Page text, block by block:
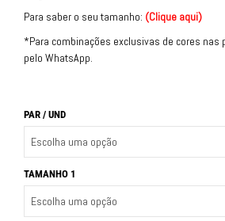
Para saber o seu tamanho: (Clique aqui)
*Para combinações exclusivas de cores nas
pelo WhatsApp.
PAR / UND
TAMANHO 1